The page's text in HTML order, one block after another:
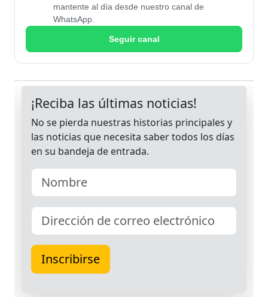
mantente al día desde nuestro canal de
WhatsApp.
Seguir canal